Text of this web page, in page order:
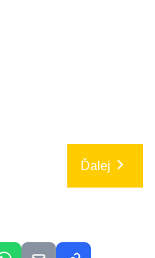
Ďalej